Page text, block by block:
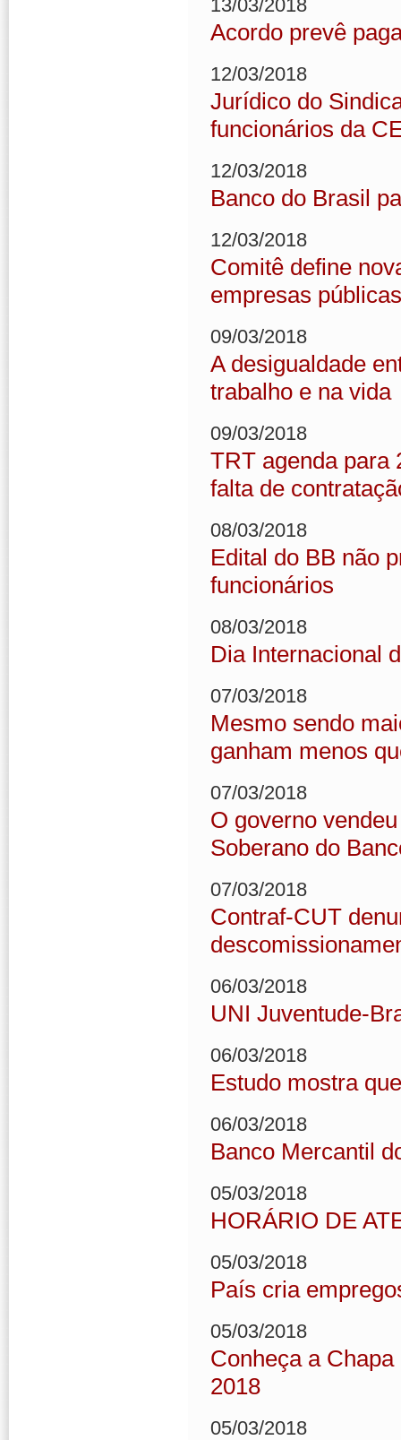
13/03/2018
Acordo prevê
12/03/2018
Jurídico do
funcionários da
12/03/2018
Banco do Brasil
12/03/2018
Comitê define
empresas públicas
09/03/2018
A desigualdade
trabalho e na vida
09/03/2018
TRT agenda para
falta de
08/03/2018
Edital do BB não
funcionários
08/03/2018
Dia Internacional
07/03/2018
Mesmo sendo
ganham menos
07/03/2018
O governo
Soberano do
07/03/2018
Contraf-CUT
06/03/2018
UNI Juventude-
06/03/2018
Estudo mostra
06/03/2018
Banco Mercantil
05/03/2018
HORÁRIO DE
05/03/2018
País cria
05/03/2018
Conheça a
2018
05/03/2018